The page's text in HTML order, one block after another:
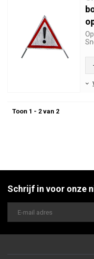
-
Toon 1 - 2 van 2
Schrijf in voor onze